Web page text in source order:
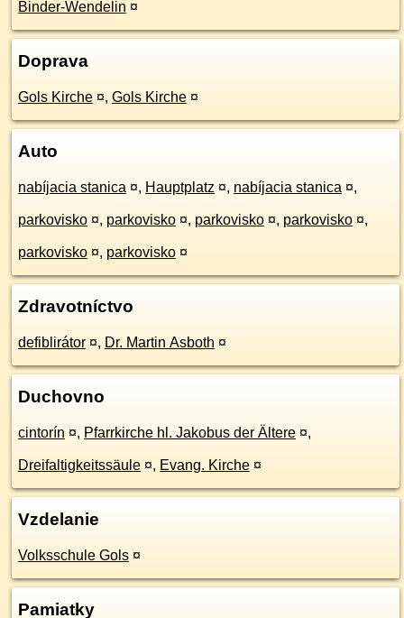
Binder-Wendelin ¤
Doprava
Gols Kirche ¤, Gols Kirche ¤
Auto
nabíjacia stanica ¤, Hauptplatz ¤, nabíjacia stanica ¤,
parkovisko ¤, parkovisko ¤, parkovisko ¤, parkovisko ¤,
parkovisko ¤, parkovisko ¤
Zdravotníctvo
defiblirátor ¤, Dr. Martin Asboth ¤
Duchovno
cintorín ¤, Pfarrkirche hl. Jakobus der Ältere ¤,
Dreifaltigkeitssäule ¤, Evang. Kirche ¤
Vzdelanie
Volksschule Gols ¤
Pamiatky